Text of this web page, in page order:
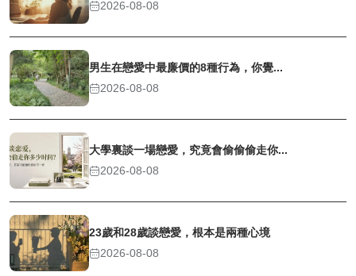
2026-08-08
男生在戀愛中最廉價的8種行為，你覺...
2026-08-08
大學裏談一場戀愛，究竟會偷偷偷走你...
2026-08-08
23歲和28歲談戀愛，根本是兩種心境
2026-08-08